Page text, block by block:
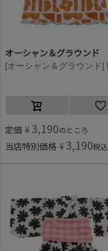
オーシャン＆グラウンド
定価 ¥ 3,190のところ
当店特別価格 ¥ 3,190税込